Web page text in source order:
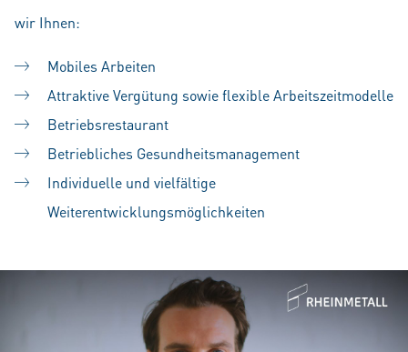
wir Ihnen:
Mobiles Arbeiten
Attraktive Vergütung sowie flexible Arbeitszeitmodelle
Betriebsrestaurant
Betriebliches Gesundheitsmanagement
Individuelle und vielfältige
Weiterentwicklungsmöglichkeiten